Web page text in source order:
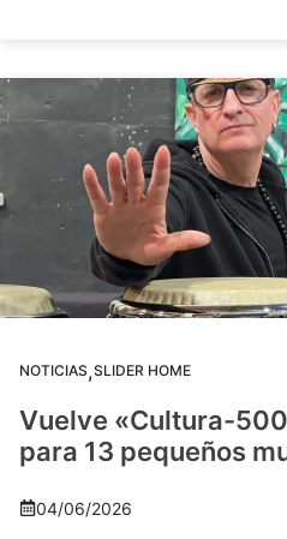
NOTICIAS,SLIDER HOME
Vuelve «Cultura-
para 13 pequeños
04/06/2026